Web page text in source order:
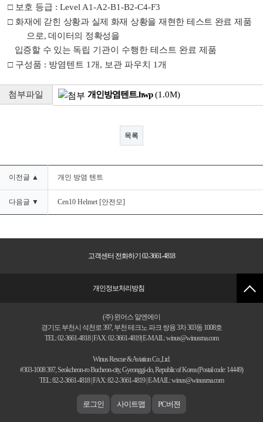
□ 보호 등급 :Level A1-A2-B1-B2-C4-F3
□ 화재에 갇힌 상황과 실제 화재 상황을 재현한 테스트 완료 제품
으로,데이터의 정확성을
입증할 수 있는 독립 기관이 수행한 테스트 완료 제품
□ 구성품 : 방염텐트 1 개 , 보관 파우치 1 개
첨부파일 개인방염텐트.hwp(1.0M)
목록
이전글 ▲ 개인 방염 텐트
다음글 ▼ Cen10 Helmet [안전모]
고객센터 전화하기 02-3661-4818
개인정보처리방침
(주) 윈어스 알엔에이
경기도 부천시 석천로 397, 부천 테크노 파크 쌍용 3차 303동 1008호
TEL: 02-3661-4818 | FAX: 02-3661-4819| E-MAIL: winus@winusrna.com
Winus Rescue & Aviation Co.,Ltd.
#303-1008 397, Seokcheon-ro Bucheon-city, Gyeonggi-do, Republic of Korea (Postal code: 14449)
TEL: 82-2-3661-4818 | FAX: 82-2-3661-4819 | E-MAIL: winus@winusrna.com
로그인 사이트맵 PC버젼